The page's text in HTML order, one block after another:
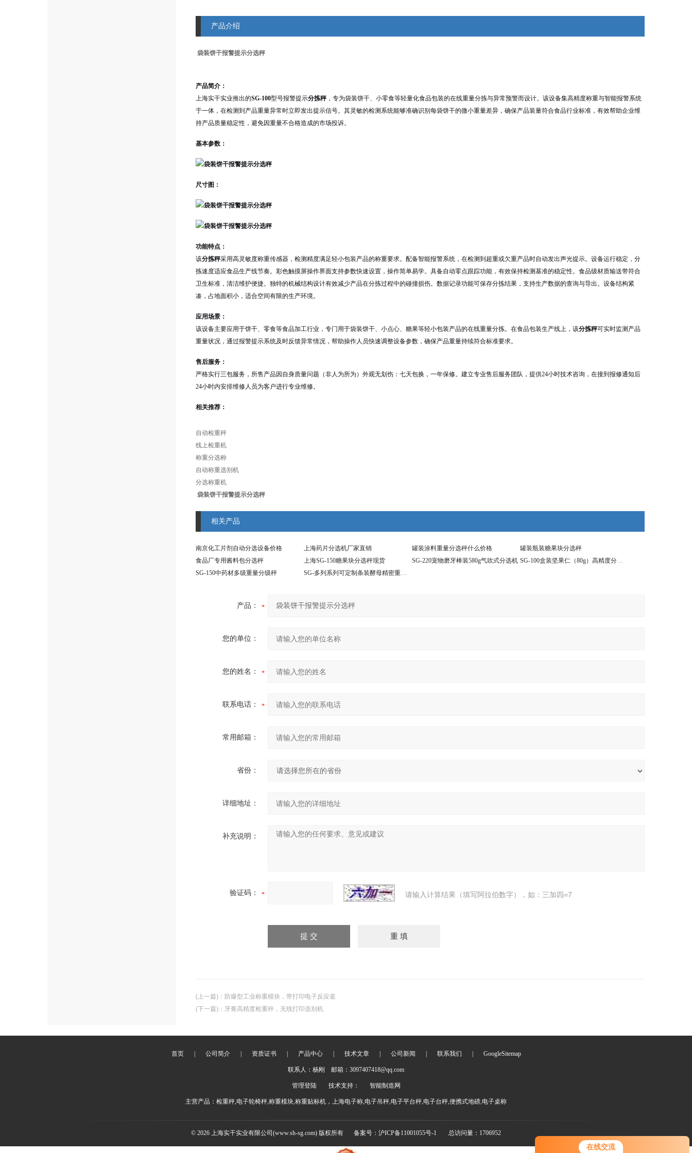
在线交流
产品介绍
袋装饼干报警提示分选秤
产品简介：
上海实干实业推出的SG-100型号报警提示分拣秤，专为袋装饼干、小零食等轻量化食品包装的在线重量分拣与异常预警而设计。该设备集高精度称重与智能报警系统
于一体，在检测到产品重量异常时立即发出提示信号。其灵敏的检测系统能够准确识别每袋饼干的微小重量差异，确保产品装量符合食品行业标准，有效帮助企业维
持产品质量稳定性，避免因重量不合格造成的市场投诉。
基本参数：
尺寸图：
功能特点：
该分拣秤采用高灵敏度称重传感器，检测精度满足轻小包装产品的称重要求。配备智能报警系统，在检测到超重或欠重产品时自动发出声光提示。设备运行稳定，分
拣速度适应食品生产线节奏。彩色触摸屏操作界面支持参数快速设置，操作简单易学。具备自动零点跟踪功能，有效保持检测基准的稳定性。食品级材质输送带符合
卫生标准，清洁维护便捷。独特的机械结构设计有效减少产品在分拣过程中的碰撞损伤。数据记录功能可保存分拣结果，支持生产数据的查询与导出。设备结构紧
凑，占地面积小，适合空间有限的生产环境。
应用场景：
该设备主要应用于饼干、零食等食品加工行业，专门用于袋装饼干、小点心、糖果等轻小包装产品的在线重量分拣。在食品包装生产线上，该分拣秤可实时监测产品
重量状况，通过报警提示系统及时反馈异常情况，帮助操作人员快速调整设备参数，确保产品重量持续符合标准要求。
售后服务：
严格实行三包服务，所售产品因自身质量问题（非人为所为）外观无划伤：七天包换，一年保修。建立专业售后服务团队，提供24小时技术咨询，在接到报修通知后
24小时内安排维修人员为客户进行专业维修。
相关推荐：
自动检重秤
线上检重机
称重分选称
自动称重选别机
分选称重机
袋装饼干报警提示分选秤
相关产品
南京化工片剂自动分选设备价格 上海药片分选机厂家直销 罐装涂料重量分选秤什么价格
罐装瓶装糖果块分选秤
食品厂专用酱料包分选秤
上海SG-150糖果块分选秤现货 SG-220宠物磨牙棒装580g气吹式分选机
SG-100盒装坚果仁（80g）高精度分选秤
SG-150中药材多级重量分级秤
SG-多列系列可定制条装酵母精密重量分选设备
产品：
您的单位：
您的姓名：
联系电话：
常用邮箱：
省份：
详细地址：
补充说明：
验证码： 请输入计算结果（填写阿拉伯数字），如：三加四=7
(上一篇) ： 防爆型工业称重模块，带打印电子反应釜
(下一篇) ： 牙膏高精度检重秤，无线打印选别机
首页 公司简介 资质证书 产品中心 技术文章 公司新闻 联系我们 GoogleSitemap
联系人：杨刚 邮箱：3097407418@qq.com
管理登陆 技术支持： 智能制造网
主营产品：检重秤,电子轮椅秤,称重模块,称重贴标机，上海电子称,电子吊秤,电子平台秤,电子台秤,便携式地磅,电子桌称
© 2026 上海实干实业有限公司(www.sh-sg.com) 版权所有 备案号：沪ICP备11001055号-1 总访问量：1706952